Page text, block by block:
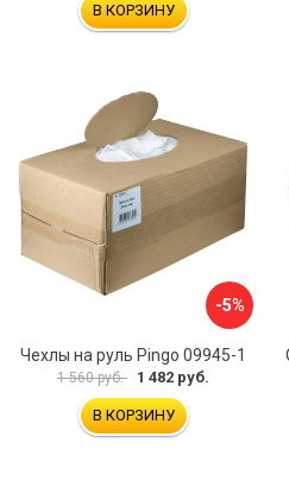
В КОРЗИНУ
-5%
Чехлы на руль Pingo 09945-1
1 560 руб. 1 482 руб.
В КОРЗИНУ